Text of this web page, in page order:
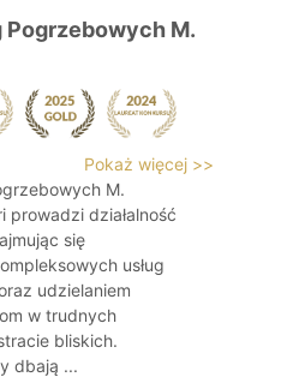
Pogrzebowych M.
Pokaż więcej >>
M.
prowadzi działalność
się
usług
udzielaniem
w trudnych
bliskich.
dbają ...